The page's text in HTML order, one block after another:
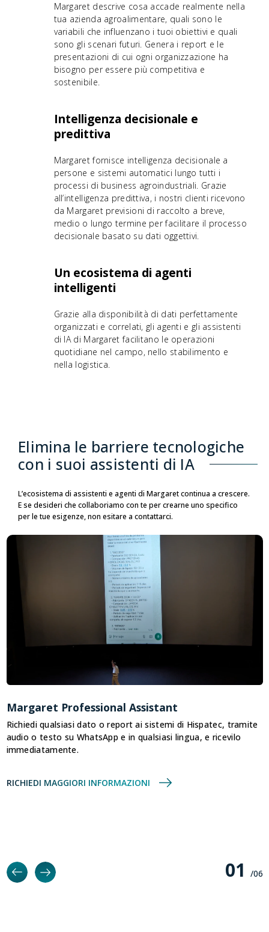
Margaret descrive cosa accade realmente nella
tua azienda agroalimentare, quali sono le
variabili che influenzano i tuoi obiettivi e quali
sono gli scenari futuri. Genera i report e le
presentazioni di cui ogni organizzazione ha
bisogno per essere più competitiva e
sostenibile.
Intelligenza decisionale e
predittiva
Margaret fornisce intelligenza decisionale a
persone e sistemi automatici lungo tutti i
processi di business agroindustriali. Grazie
all’intelligenza predittiva, i nostri clienti ricevono
da Margaret previsioni di raccolto a breve,
medio o lungo termine per facilitare il processo
decisionale basato su dati oggettivi.
Un ecosistema di agenti
intelligenti
Grazie alla disponibilità di dati perfettamente
organizzati e correlati, gli agenti e gli assistenti
di IA di Margaret facilitano le operazioni
quotidiane nel campo, nello stabilimento e
nella logistica.
Elimina le barriere tecnologiche
con i suoi assistenti di IA
L’ecosistema di assistenti e agenti di Margaret continua a crescere.
E se desideri che collaboriamo con te per crearne uno specifico
per le tue esigenze, non esitare a contattarci.
Margaret Professional Assistant
Richiedi qualsiasi dato o report ai sistemi di Hispatec, tramite
audio o testo su WhatsApp e in qualsiasi lingua, e ricevilo
immediatamente.
RICHIEDI MAGGIORI INFORMAZIONI
01 /06